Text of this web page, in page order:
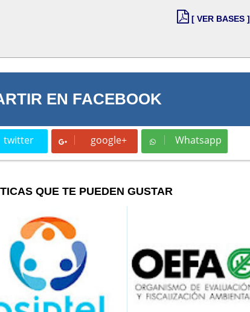
[ VER BASES ]
EN FACEBOOK
twitter
Tweet google+ Whatsapp
Whatsapp
QUE TE PUEDEN GUSTAR